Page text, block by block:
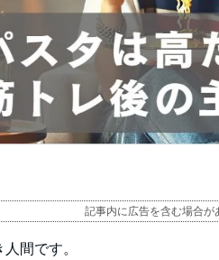
記事内に広告を含む場合が
間です。